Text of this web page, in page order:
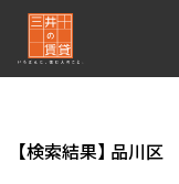
検索結果 品川区
再検索ナビゲーシ
選択中の区